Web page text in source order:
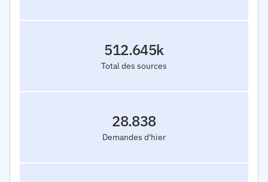
Total des sources
512.645k
Demandes d'hier
28.838